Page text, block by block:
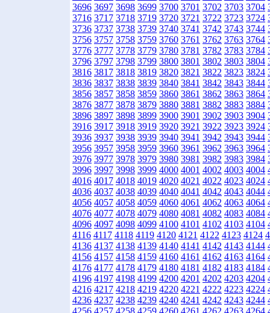
3696 3697 3698 3699 3700 3701 3702 3703 3704
3716 3717 3718 3719 3720 3721 3722 3723 3724
3736 3737 3738 3739 3740 3741 3742 3743 3744
3756 3757 3758 3759 3760 3761 3762 3763 3764
3776 3777 3778 3779 3780 3781 3782 3783 3784
3796 3797 3798 3799 3800 3801 3802 3803 3804
3816 3817 3818 3819 3820 3821 3822 3823 3824
3836 3837 3838 3839 3840 3841 3842 3843 3844
3856 3857 3858 3859 3860 3861 3862 3863 3864
3876 3877 3878 3879 3880 3881 3882 3883 3884
3896 3897 3898 3899 3900 3901 3902 3903 3904
3916 3917 3918 3919 3920 3921 3922 3923 3924
3936 3937 3938 3939 3940 3941 3942 3943 3944
3956 3957 3958 3959 3960 3961 3962 3963 3964
3976 3977 3978 3979 3980 3981 3982 3983 3984
3996 3997 3998 3999 4000 4001 4002 4003 4004
4016 4017 4018 4019 4020 4021 4022 4023 4024
4036 4037 4038 4039 4040 4041 4042 4043 4044
4056 4057 4058 4059 4060 4061 4062 4063 4064
4076 4077 4078 4079 4080 4081 4082 4083 4084
4096 4097 4098 4099 4100 4101 4102 4103 4104
4116 4117 4118 4119 4120 4121 4122 4123 4124
4136 4137 4138 4139 4140 4141 4142 4143 4144
4156 4157 4158 4159 4160 4161 4162 4163 4164
4176 4177 4178 4179 4180 4181 4182 4183 4184
4196 4197 4198 4199 4200 4201 4202 4203 4204
4216 4217 4218 4219 4220 4221 4222 4223 4224
4236 4237 4238 4239 4240 4241 4242 4243 4244
4256 4257 4258 4259 4260 4261 4262 4263 4264